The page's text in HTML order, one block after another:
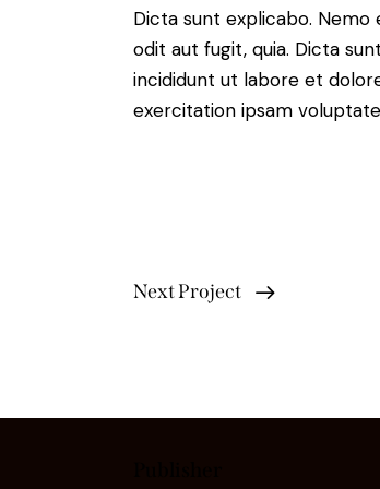
Dicta sunt explicabo.
odit aut fugit, quia. Dicta
incididunt ut labore et
exercitation ipsam
Next Project